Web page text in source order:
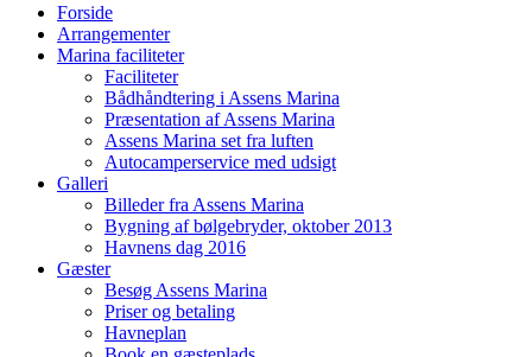
Forside
Arrangementer
Marina faciliteter
Faciliteter
Bådhåndtering i Assens Marina
Præsentation af Assens Marina
Assens Marina set fra luften
Autocamperservice med udsigt
Galleri
Billeder fra Assens Marina
Bygning af bølgebryder, oktober 2013
Havnens dag 2016
Gæster
Besøg Assens Marina
Priser og betaling
Havneplan